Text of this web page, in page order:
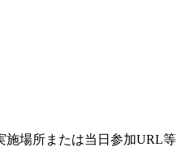
場所または当日参加URL等